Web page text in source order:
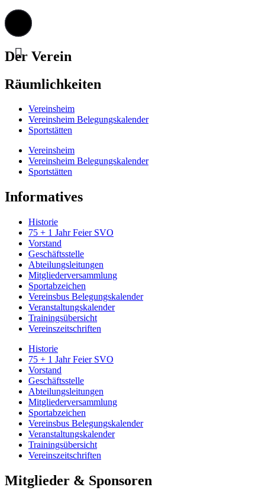
Der Verein
Räumlichkeiten
Vereinsheim
Vereinsheim Belegungskalender
Sportstätten
Vereinsheim
Vereinsheim Belegungskalender
Sportstätten
Informatives
Historie
75 + 1 Jahr Feier SVO
Vorstand
Geschäftsstelle
Abteilungsleitungen
Mitgliederversammlung
Sportabzeichen
Vereinsbus Belegungskalender
Veranstaltungskalender
Trainingsübersicht
Vereinszeitschriften
Historie
75 + 1 Jahr Feier SVO
Vorstand
Geschäftsstelle
Abteilungsleitungen
Mitgliederversammlung
Sportabzeichen
Vereinsbus Belegungskalender
Veranstaltungskalender
Trainingsübersicht
Vereinszeitschriften
Mitglieder & Sponsoren